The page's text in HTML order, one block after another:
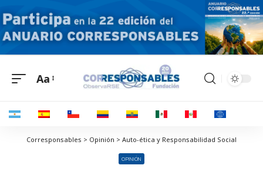
Aa
Corresponsables > Opinión > Auto-ética y Responsabilidad Social
OPINIÓN